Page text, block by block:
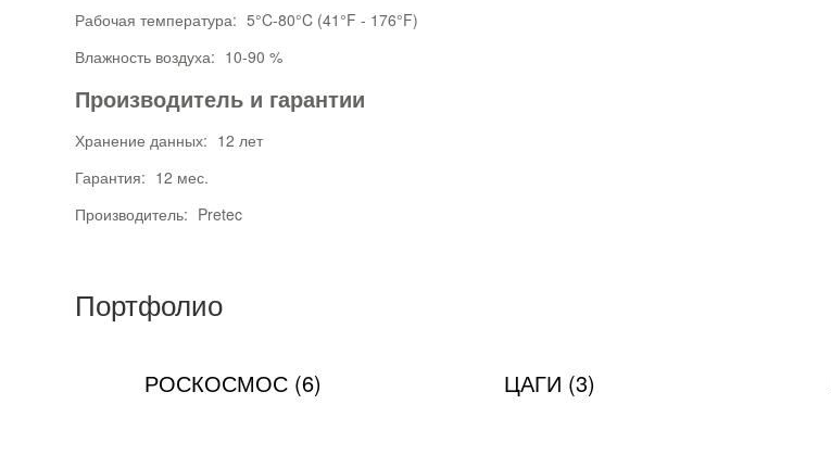
Рабочая температура: 5°C-80°C (41°F - 176°F)
Влажность воздуха: 10-90 %
Производитель и гарантии
Хранение данных: 12 лет
Гарантия: 12 мес.
Производитель: Pretec
Портфолио
РОСКОСМОС (6) ЦАГИ (3)